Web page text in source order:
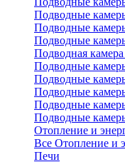
Подводные
Подводные
Подводные
Подводная камера
Подводные
Подводные
Подводные
Подводные
Подводные
Отопление и
Все Отопление и
Печи